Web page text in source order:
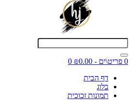
0 פריט\ים - ₪0.00
0
דף הבית
בלוג
תמונות זכוכית